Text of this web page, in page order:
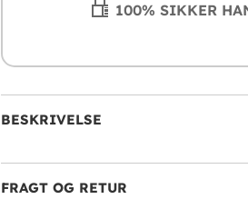
100% SIKKER
BESKRIVELSE
FRAGT OG RETUR